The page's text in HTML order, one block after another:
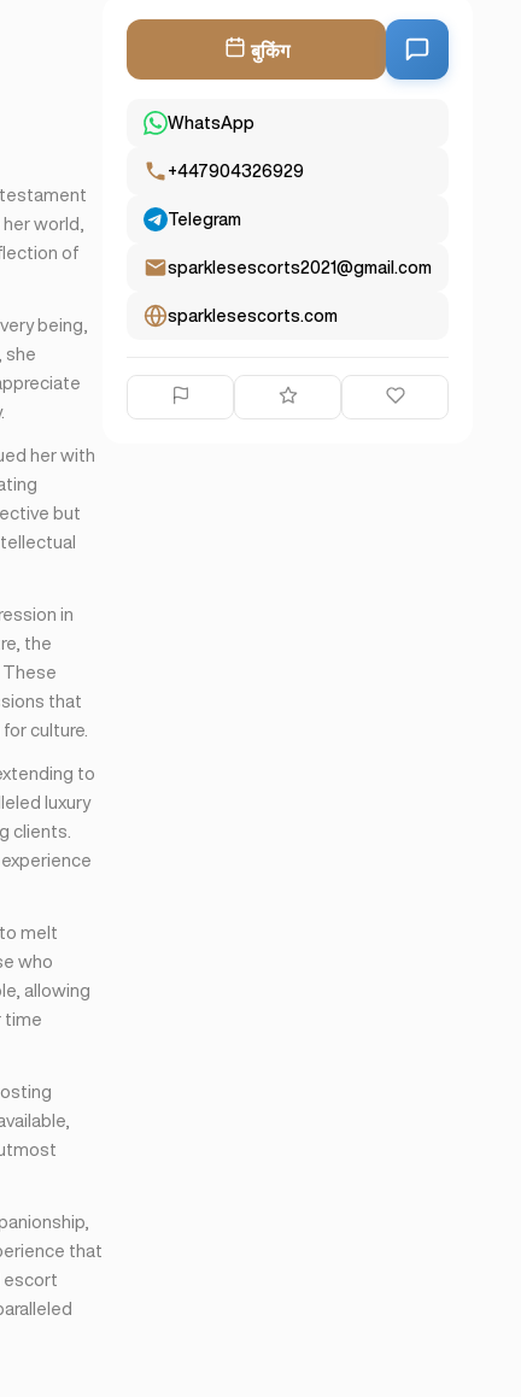
testament
world,
of
being,
she
her with
but
in
the
These
that
culture.
to
luxury
clients.
to melt
who
allowing
time
that
escort
बुकिंग
WhatsApp
+447904326929
Telegram
sparklesescorts2021@gmail.com
sparklesescorts.com